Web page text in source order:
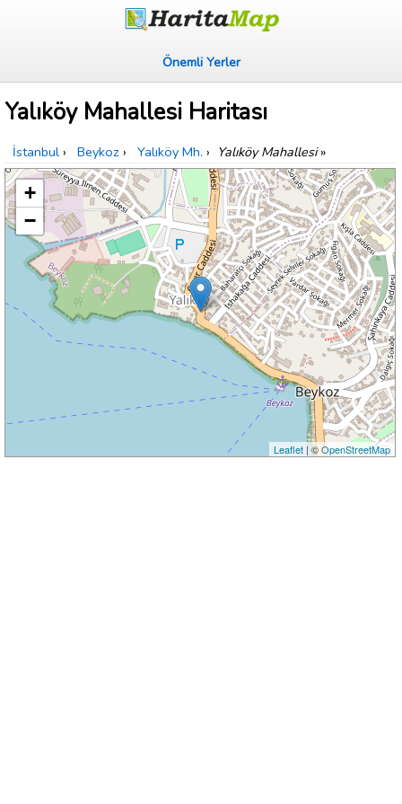
Önemli Yerler
Yalıköy Mahallesi Haritası
İstanbul › Beykoz › Yalıköy Mh. › Yalıköy Mahallesi»
+
−
Leaflet| ©OpenStreetMap